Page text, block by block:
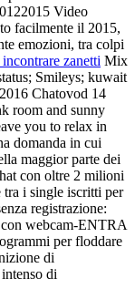
Video
facilmente il 2015,
emozioni, tra colpi
zanetti Mix
Smileys; kuwait
Chatovod 14
room and sunny
you to relax in
domanda in cui
maggior parte dei
con oltre 2 milioni
i single iscritti per
registrazione:
con webcam-ENTRA
per floddare
di
di